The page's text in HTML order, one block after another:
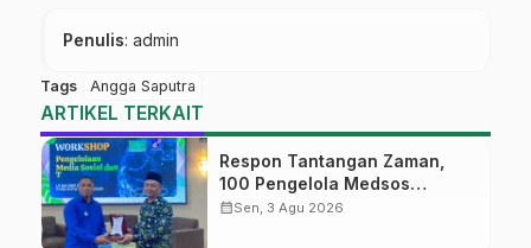
Penulis: admin
Tags Angga Saputra
ARTIKEL TERKAIT
Respon Tantangan Zaman,
100 Pengelola Medsos
Sekolah Ma’arif Pekalongan
calendar_monthSen, 3 Agu 2026